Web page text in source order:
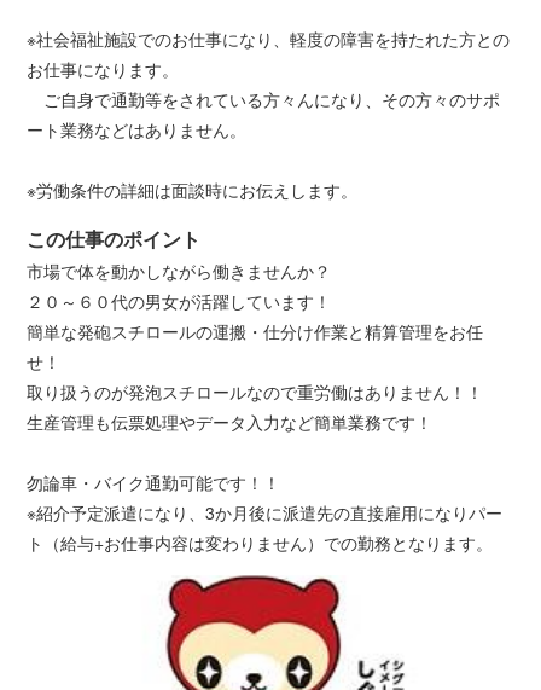
※社会福祉施設でのお仕事になり、軽度の障害を持たれた方との
お仕事になります。
ご自身で通勤等をされている方々んになり、その方々のサポ
ート業務などはありません。
※労働条件の詳細は面談時にお伝えします。
この仕事のポイント
市場で体を動かしながら働きませんか？
２０～６０代の男女が活躍しています！
簡単な発砲スチロールの運搬・仕分け作業と精算管理をお任
せ！
取り扱うのが発泡スチロールなので重労働はありません！！
生産管理も伝票処理やデータ入力など簡単業務です！
勿論車・バイク通勤可能です！！
※紹介予定派遣になり、3か月後に派遣先の直接雇用になりパー
ト（給与+お仕事内容は変わりません）での勤務となります。